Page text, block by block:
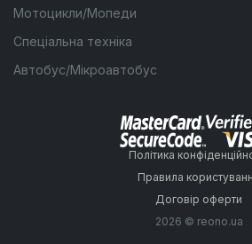
Мотоцикли/Мопеди
Спеціальна техніка
Автобус/Мікроавтобус
Політика
Правила
Договір оферти
2026 © reono.ua